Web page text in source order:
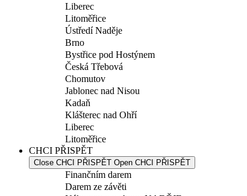
Liberec
Litoměřice
Ústředí Naděje
Brno
Bystřice pod Hostýnem
Česká Třebová
Chomutov
Jablonec nad Nisou
Kadaň
Klášterec nad Ohří
Liberec
Litoměřice
CHCI PŘISPĚT
Close CHCI PŘISPĚT Open CHCI PŘISPĚT
Finančním darem
Darem ze závěti